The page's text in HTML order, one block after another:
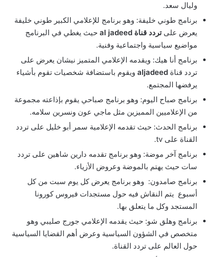
وليال سعد.
برنامج طوني خليفة: وهو برنامج للإعلامي الكبير طوني خليفة
يعرض علىتردد قناة al jadeed
حيث يغطي في البرنامج
مواضيع سياسية واجتماعية وفنية.
برنامج أنا هيك: ويقدمه الإعلامي المتميز نيشان يعرض على
تردد قناة aljadeed ويقوم باستضافة شخصيات تقوم بأشياء
يرفضها المجتمع.
برنامج صباح اليوم: وهو برنامج صباحي يقوم بإذاعته مجموعة
من الإعلاميين المميزين مثل ماجي عون ونسرين سلامه.
برنامج الحدث: حيث تقدمه الإعلامية سمر أبو خليل على تردد
القناة على tv.
برنامج آخر موضة: وهو برنامج تقدمه دارين شاهين على تردد
سات حيث يهتم بالموضة وعروض الأزياء.
برنامج صامدون: وهو برنامج يعرض كل يوم سبت من كل
أسبوع يتم النقاش فيه حول مستجدات فيروس كورونا
المستجد وكل ما يتعلق بها.
برنامج وهلق شو: حيث يقدمه الإعلامي جورج صليبي وهو
متخصص في الشؤون السياسية وعرض أهم القضايا السياسية
حول العالم على تردد القناة.